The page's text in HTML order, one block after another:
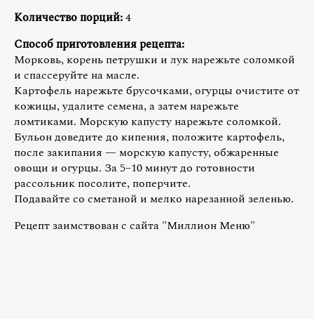
Количество порций:4
Способ приготовления рецепта:
Морковь, корень петрушки и лук нарежьте соломкой
и спассеруйте на масле.
Картофель нарежьте брусочками, огурцы очистите от
кожицы, удалите семена, а затем нарежьте
ломтиками. Морскую капусту нарежьте соломкой.
Бульон доведите до кипения, положите картофель,
после закипания — морскую капусту, обжаренные
овощи и огурцы. За 5–10 минут до готовности
рассольник посолите, поперчите.
Подавайте со сметаной и мелко нарезанной зеленью.
Рецепт заимствован с сайта "Миллион Меню"